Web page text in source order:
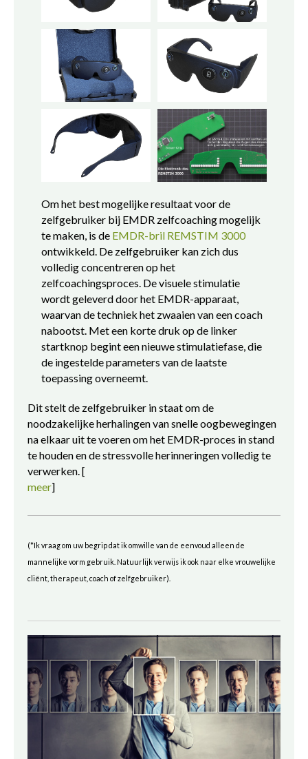
Om het best mogelijke resultaat voor de
zelfgebruiker bij EMDR zelfcoaching mogelijk
te maken, is de EMDR-bril REMSTIM 3000
ontwikkeld. De zelfgebruiker kan zich dus
volledig concentreren op het
zelfcoachingsproces. De visuele stimulatie
wordt geleverd door het EMDR-apparaat,
waarvan de techniek het zwaaien van een coach
nabootst. Met een korte druk op de linker
startknop begint een nieuwe stimulatiefase, die
de ingestelde parameters van de laatste
toepassing overneemt.
Dit stelt de zelfgebruiker in staat om de
noodzakelijke herhalingen van snelle oogbewegingen
na elkaar uit te voeren om het EMDR-proces in stand
te houden en de stressvolle herinneringen volledig te
verwerken. [
meer]
(*Ik vraag om uw begrip dat ik omwille van de eenvoud alleen de
mannelijke vorm gebruik. Natuurlijk verwijs ik ook naar elke vrouwelijke
cliënt, therapeut, coach of zelfgebruiker).